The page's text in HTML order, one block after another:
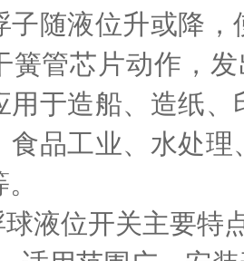
子随液位升或降
簧管芯片动作，
用于造船、造纸
食品工业、水处
位开关主要特